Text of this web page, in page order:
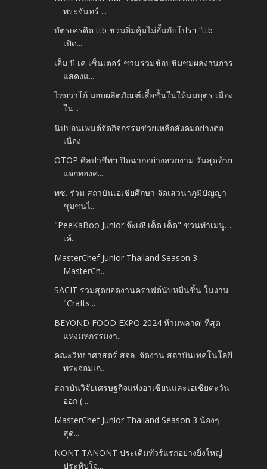
พระจันทร์ ...
บัตรเครดิต ttb ชวนอิ่มคุ้มไม่อั้นกับโปรฯ “ttb
เปิด...
เอ็ม บี เค เซ็นเตอร์ ชวนร่วมช้อปชิมชมผลงานการ
แสดงแ...
ไทยวาโก้ มอบผลิตภัณฑ์เสื้อชั้นในให้นมบุตร เนื่อง
ใน...
นิปปอนเพนต์จัดกิจกรรมช่วยเหลือสังคมอย่างต่อ
เนื่อง
OTOP ศิลปาชีพฯ ปิดฉากอย่างสวยงาม วันสุดท้าย
แจกทองค...
พช. ร่วม สถาบันเอเชียศึกษา จัดเสวนาภูมิปัญญา
ชุมชนไ...
"PeeKaBoo Junior จ๊ะเอ๋! เด็ด เด็ด" ชวนทำเมนู…
เค้...
MasterChef Junior Thailand Season 3
MasterCh...
SACIT รวมสุดยอดงานคราฟต์นับหมื่นชิ้น ในงาน
"Crafts...
BEYOND FOOD EXPO 2024 ห้ามพลาด! ที่สุด
แห่งมหกรรมงา...
คณะวิทยาศาสตร์ สจล. จัดงาน สถาบันเทคโนโลยี
พระจอมเก...
สถาบันวิจัยเศรษฐกิจแห่งอาเซียนและเอเชียตะวัน
ออก ( ...
MasterChef Junior Thailand Season 3 น้องๆ
สุด...
NONT TANONT ประเดิมทัวร์แรกอย่างยิ่งใหญ่
ประทับใจ...